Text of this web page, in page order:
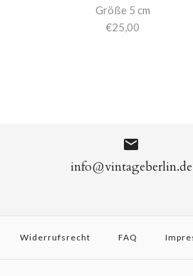
Größe 5 cm
€25,00
info@vintageberlin.de
Widerrufsrecht FAQ